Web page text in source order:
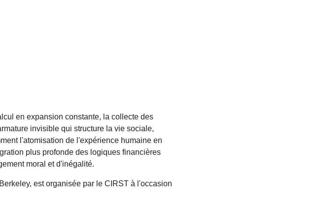
en expansion constante, la collecte des
invisible qui structure la vie sociale,
l'atomisation de l'expérience humaine en
plus profonde des logiques financières
moral et d'inégalité.
est organisée par le CIRST à l'occasion